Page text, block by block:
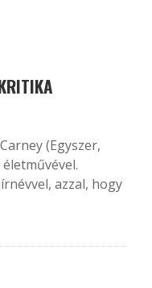
(Egyszer,
azzal, hogy